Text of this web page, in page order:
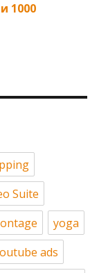
1000
Suite
yoga
ads